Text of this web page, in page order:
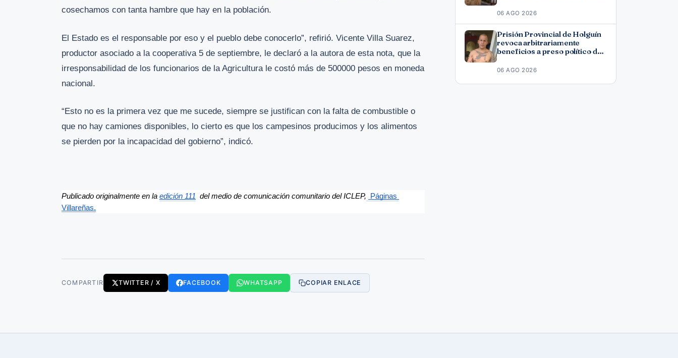
cosechamos con tanta hambre que hay en la población.
El Estado es el responsable por eso y el pueblo debe conocerlo”, refirió. Vicente Villa Suarez,
productor asociado a la cooperativa 5 de septiembre, le declaró a la autora de esta nota, que la
irresponsabilidad de los funcionarios de la Agricultura le costó más de 500000 pesos en moneda
nacional.
“Esto no es la primera vez que me sucede, siempre se justifican con la falta de combustible o
que no hay camiones disponibles, lo cierto es que los campesinos producimos y los alimentos
se pierden por la incapacidad del gobierno”, indicó.
Publicado originalmente en la edición 111 del medio de comunicación comunitario del ICLEP,
Páginas
Villareñas.
COMPARTIR TWITTER / X FACEBOOK WHATSAPP COPIAR ENLACE
06 AGO 2026
Prisión Provincial de Holguín
revoca arbitrariamente
beneficios a preso político del
06 AGO 2026